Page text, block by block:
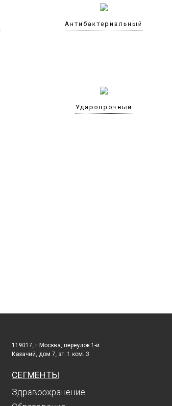
Антибактериальный
Ударопрочный
119017, г Москва, переулок 1-й
Казачий, дом 7, эт. 1 ком. 3
СЕГМЕНТЫ
Здравоохранение